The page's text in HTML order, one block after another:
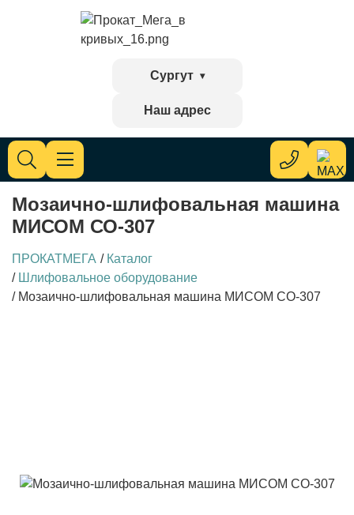
Сургут
Наш адрес
Мозаично-шлифовальная машина
МИСОМ СО-307
ПРОКАТМЕГА / Каталог
/ Шлифовальное оборудование
/ Мозаично-шлифовальная машина МИСОМ СО-307